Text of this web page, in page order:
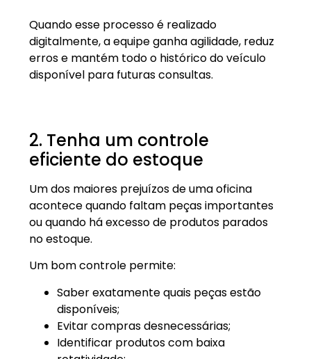
Quando esse processo é realizado
digitalmente, a equipe ganha agilidade, reduz
erros e mantém todo o histórico do veículo
disponível para futuras consultas.
2. Tenha um controle
eficiente do estoque
Um dos maiores prejuízos de uma oficina
acontece quando faltam peças importantes
ou quando há excesso de produtos parados
no estoque.
Um bom controle permite:
Saber exatamente quais peças estão
disponíveis;
Evitar compras desnecessárias;
Identificar produtos com baixa